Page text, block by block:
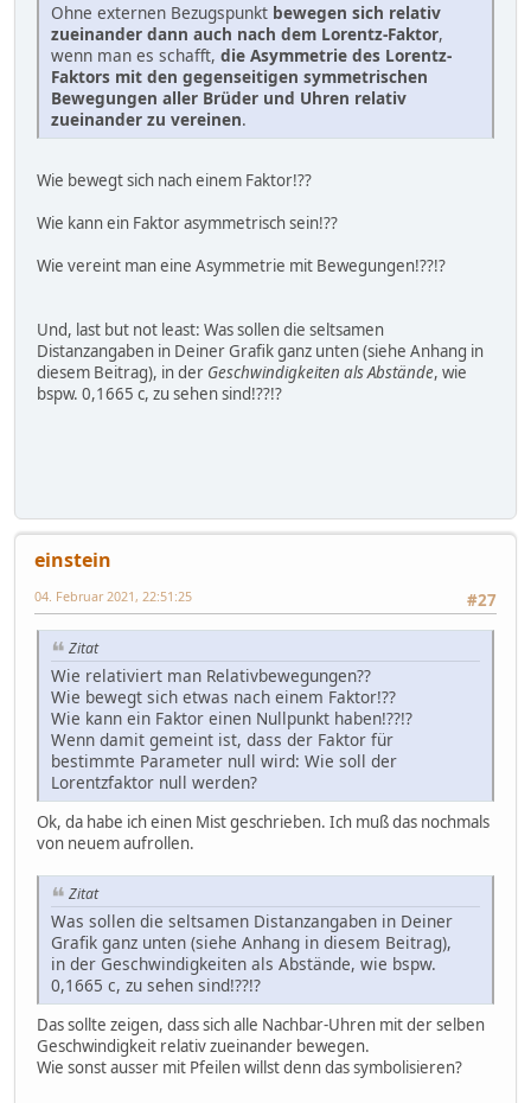
Ohne externen Bezugspunkt bewegen sich relativ
zueinander dann auch nach dem Lorentz-Faktor,
wenn man es schafft, die Asymmetrie des Lorentz-
Faktors mit den gegenseitigen symmetrischen
Bewegungen aller Brüder und Uhren relativ
zueinander zu vereinen.
Wie bewegt sich nach einem Faktor!??
Wie kann ein Faktor asymmetrisch sein!??
Wie vereint man eine Asymmetrie mit Bewegungen!??!?
Und, last but not least: Was sollen die seltsamen
Distanzangaben in Deiner Grafik ganz unten (siehe Anhang in
diesem Beitrag), in der Geschwindigkeiten als Abstände, wie
bspw. 0,1665 c, zu sehen sind!??!?
einstein
#27
04. Februar 2021, 22:51:25
Zitat
Wie relativiert man Relativbewegungen??
Wie bewegt sich etwas nach einem Faktor!??
Wie kann ein Faktor einen Nullpunkt haben!??!?
Wenn damit gemeint ist, dass der Faktor für
bestimmte Parameter null wird: Wie soll der
Lorentzfaktor null werden?
Ok, da habe ich einen Mist geschrieben. Ich muß das nochmals
von neuem aufrollen.
Zitat
Was sollen die seltsamen Distanzangaben in Deiner
Grafik ganz unten (siehe Anhang in diesem Beitrag),
in der Geschwindigkeiten als Abstände, wie bspw.
0,1665 c, zu sehen sind!??!?
Das sollte zeigen, dass sich alle Nachbar-Uhren mit der selben
Geschwindigkeit relativ zueinander bewegen.
Wie sonst ausser mit Pfeilen willst denn das symbolisieren?